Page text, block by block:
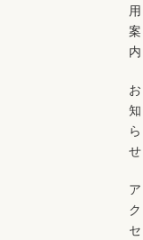
用
案
内
お
知
ら
せ
ア
ク
セ